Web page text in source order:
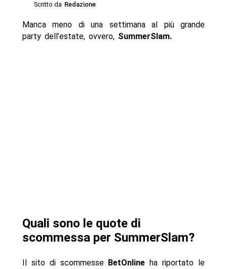
Scritto da Redazione
Manca meno di una settimana al più grande
party dell’estate, ovvero, SummerSlam.
Quali sono le quote di
scommessa per SummerSlam?
Il sito di scommesse BetOnline ha riportato le